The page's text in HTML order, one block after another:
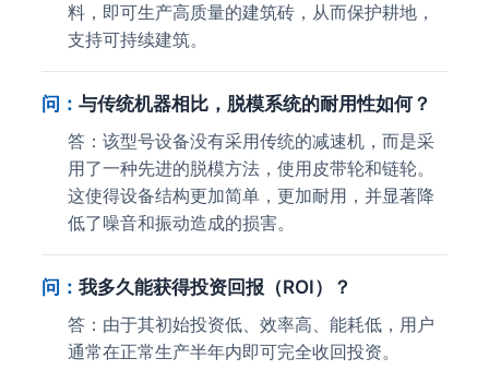
料，即可生产高质量的建筑砖，从而保护耕地，
支持可持续建筑。
问： 与传统机器相比，脱模系统的耐用性如何？
答：该型号设备没有采用传统的减速机，而是采
用了一种先进的脱模方法，使用皮带轮和链轮。
这使得设备结构更加简单，更加耐用，并显著降
低了噪音和振动造成的损害。
问： 我多久能获得投资回报（ROI）？
答：由于其初始投资低、效率高、能耗低，用户
通常在正常生产半年内即可完全收回投资。